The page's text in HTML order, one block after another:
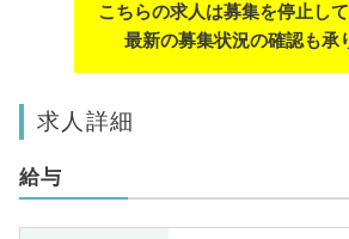
こちらの求人は募集を停止して
最新の募集状況の確認も承
求人詳細
給与